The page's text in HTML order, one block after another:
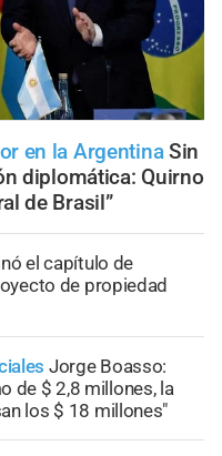
en la Argentina Sin
diplomática: Quirno
de Brasil”
el capítulo de
de propiedad
Jorge Boasso:
de $ 2,8 millones, la
los $ 18 millones"